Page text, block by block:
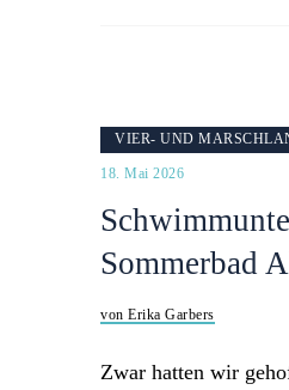
VIER- UND
18. Mai 2026
Sommerbad
von Erika Garbers
Zwar hatten wir